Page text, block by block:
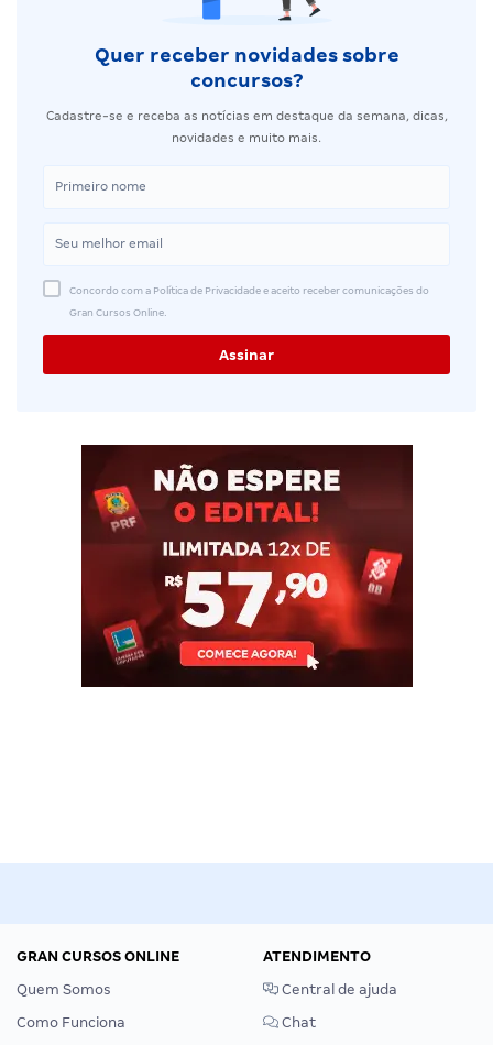
Quer receber novidades sobre
concursos?
Cadastre-se e receba as notícias em destaque da semana, dicas,
novidades e muito mais.
Concordo com a Política de Privacidade e aceito receber comunicações do
Gran Cursos Online.
GRAN CURSOS ONLINE
Quem Somos
Como Funciona
ATENDIMENTO
Central de ajuda
Chat